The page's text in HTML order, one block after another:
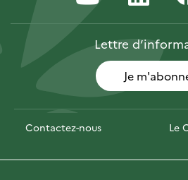
Lettre
Je
Contactez-nous Le
Espace presse